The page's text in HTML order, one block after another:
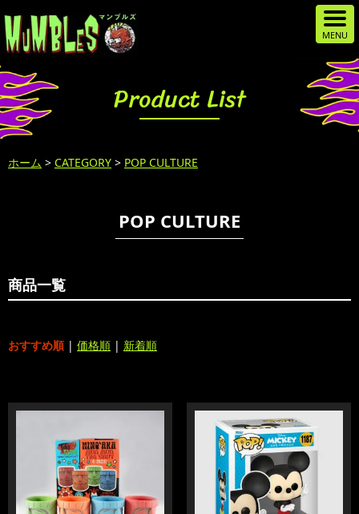
Product List
ホーム > CATEGORY > POP CULTURE
POP CULTURE
商品一覧
おすすめ順 | 価格順 | 新着順